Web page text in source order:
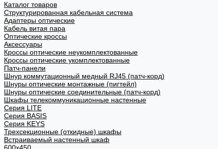
Каталог товаров
Структурированная кабельная система
Адаптеры оптические
Кабель витая пара
Оптические кроссы
Аксессуары
Кроссы оптические неукомплектованные
Кроссы оптические укомплектованные
Патч-панели
Шнур коммутационный медный RJ45 (патч-корд)
Шнуры оптические монтажные (пигтейл)
Шнуры оптические соединительные (патч-корд)
Шкафы телекоммуникационные настенные
Cерия LITE
Cерия BASIS
Cерия KEYS
Трехсекционные (откидные) шкафы
Встраиваемый настенный шкаф